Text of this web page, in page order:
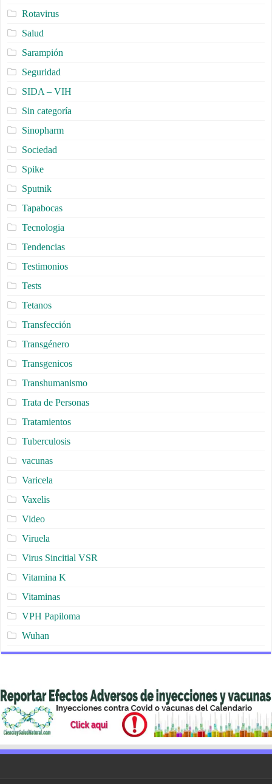
Rotavirus
Salud
Sarampión
Seguridad
SIDA – VIH
Sin categoría
Sinopharm
Sociedad
Spike
Sputnik
Tapabocas
Tecnologia
Tendencias
Testimonios
Tests
Tetanos
Transfección
Transgénero
Transgenicos
Transhumanismo
Trata de Personas
Tratamientos
Tuberculosis
vacunas
Varicela
Vaxelis
Video
Viruela
Virus Sincitial VSR
Vitamina K
Vitaminas
VPH Papiloma
Wuhan